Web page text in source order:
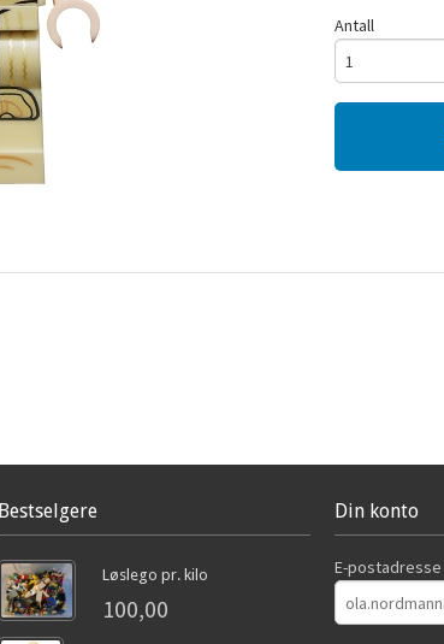
Antall
Bestselgere
Løslego pr. kilo
100,00
Din konto
E-postadresse